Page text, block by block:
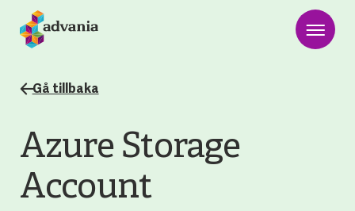
Gå tillbaka
Azure Storage
Account